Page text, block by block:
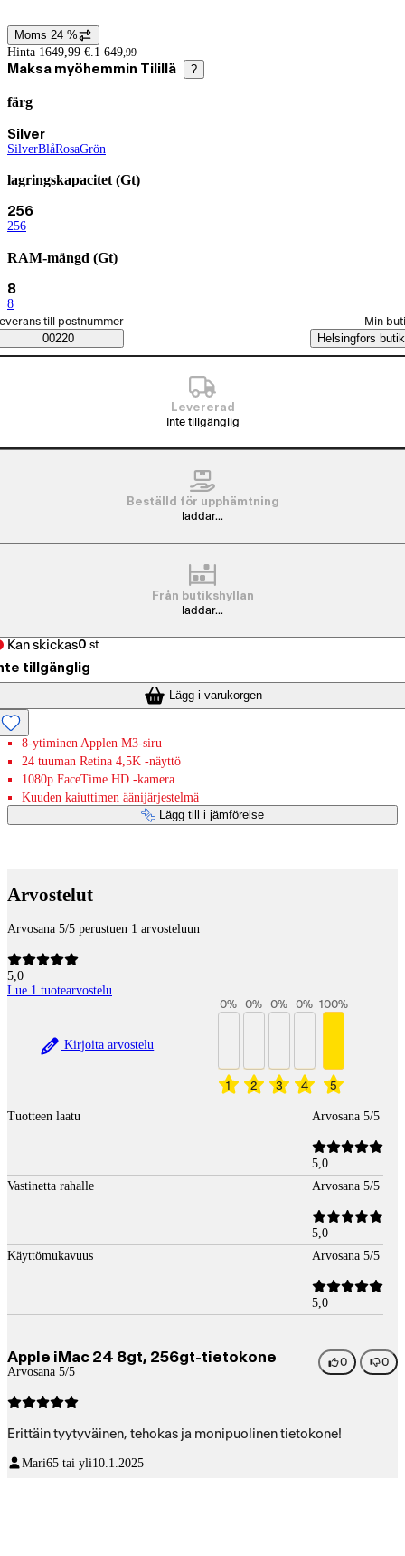
Prisinformation
Moms 24 %
Hinta 1649,99 €. 1 649,99
Maksa myöhemmin Tilillä ?
färg
Nuvarande val Silver
Silver
Silver(färg)
Blå(färg)
Rosa(färg
Grön
lagringskapacitet (Gt)
Nuvarande val 256
256
256
RAM-mängd (Gt)
Nuvarande val 8
8
8
Saatavuustiedot
beställningssätt
till postnummer
00220
Min
Helsingfors butik
Levererad
Inte tillgänglig
Beställd för upphämtning
laddar...
Från butikshyllan
laddar...
Kan skickas0 st
tillgänglig
Lägg i varukorgen
8-ytiminen Applen M3-siru
24 tuuman Retina 4,5K -näyttö
1080p FaceTime HD ‐kamera
Kuuden kaiuttimen äänijärjestelmä
Lägg till i jämförelse
Arvostelut
Arvosana 5/5 perustuen 1 arvosteluun
5,0
Lue 1 tuotearvostelu
Kirjoita arvostelu
1
0%
2
0%
3
0%
4
0%
5
100%
Tuotteen laatu Arvosana 5/5
5,0
Vastinetta rahalle
Arvosana 5/5
5,0
Käyttömukavuus
Arvosana 5/5
5,0
Apple iMac 24 8gt, 256gt-tietokone
Arvosana 5/5
0 0
Erittäin tyytyväinen, tehokas ja monipuolinen tietokone!
Mari65 tai yli10.1.2025